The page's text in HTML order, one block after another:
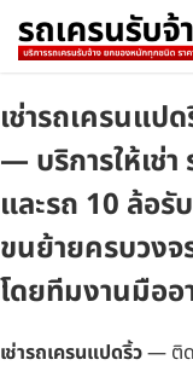
เช่ารถเครนแป
— บริการให้เช่า
และรถ 10 ล้อรั
ขนย้ายครบวงจ
โดยทีมงานมืออ
เช่ารถเครนแปดริ้ว— ติด